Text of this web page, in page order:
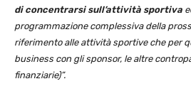
di concentrarsi sull’attività sportiva
programmazione complessiva della
riferimento alle attività sportive che per
business con gli sponsor, le altre
finanziarie)”.